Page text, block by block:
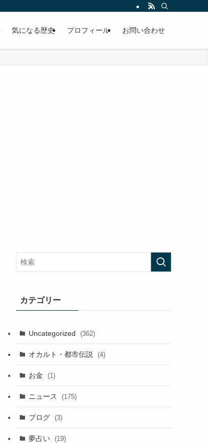
気になる歴史 プロフィール お問い合わせ
カテゴリー
Uncategorized (362)
オカルト・都市伝説 (4)
お金 (1)
ニュース (175)
ブログ (3)
夢占い (19)